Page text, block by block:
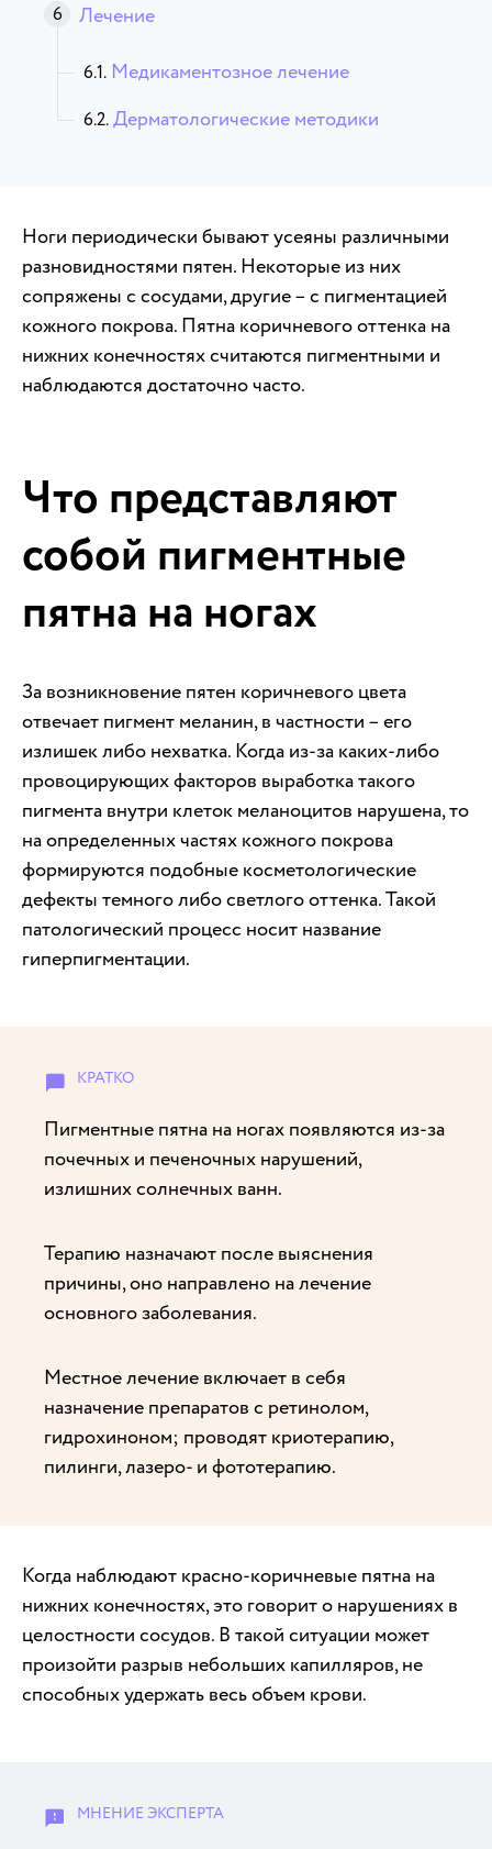
Лечение
Медикаментозное лечение
Дерматологические методики
Ноги периодически бывают усеяны различными
разновидностями пятен. Некоторые из них
сопряжены с сосудами, другие – с пигментацией
кожного покрова. Пятна коричневого оттенка на
нижних конечностях считаются пигментными и
наблюдаются достаточно часто.
Что представляют
собой пигментные
пятна на ногах
За возникновение пятен коричневого цвета
отвечает пигмент меланин, в частности – его
излишек либо нехватка. Когда из-за каких-либо
провоцирующих факторов выработка такого
пигмента внутри клеток меланоцитов нарушена, то
на определенных частях кожного покрова
формируются подобные косметологические
дефекты темного либо светлого оттенка. Такой
патологический процесс носит название
гиперпигментации.
Пигментные пятна на ногах появляются из-за
почечных и печеночных нарушений,
излишних солнечных ванн.
Терапию назначают после выяснения
причины, оно направлено на лечение
основного заболевания.
Местное лечение включает в себя
назначение препаратов с ретинолом,
гидрохиноном; проводят криотерапию,
пилинги, лазеро- и фототерапию.
Когда наблюдают красно-коричневые пятна на
нижних конечностях, это говорит о нарушениях в
целостности сосудов. В такой ситуации может
произойти разрыв небольших капилляров, не
способных удержать весь объем крови.